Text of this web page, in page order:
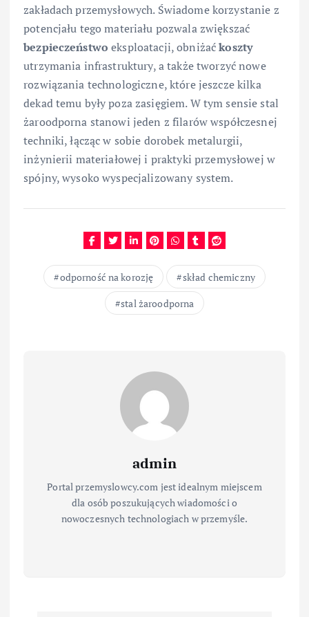
zakładach przemysłowych. Świadome korzystanie z
potencjału tego materiału pozwala zwiększać
bezpieczeństwo eksploatacji, obniżaćkoszty
utrzymania infrastruktury, a także tworzyć nowe
rozwiązania technologiczne, które jeszcze kilka
dekad temu były poza zasięgiem. W tym sensie stal
żaroodporna stanowi jeden z filarów współczesnej
techniki, łącząc w sobie dorobek metalurgii,
inżynierii materiałowej i praktyki przemysłowej w
spójny, wysoko wyspecjalizowany system.
odporność na korozję
skład chemiczny
stal żaroodporna
admin
Portal przemyslowcy.com jest idealnym miejscem
dla osób poszukujących wiadomości o
nowoczesnych technologiach w przemyśle.